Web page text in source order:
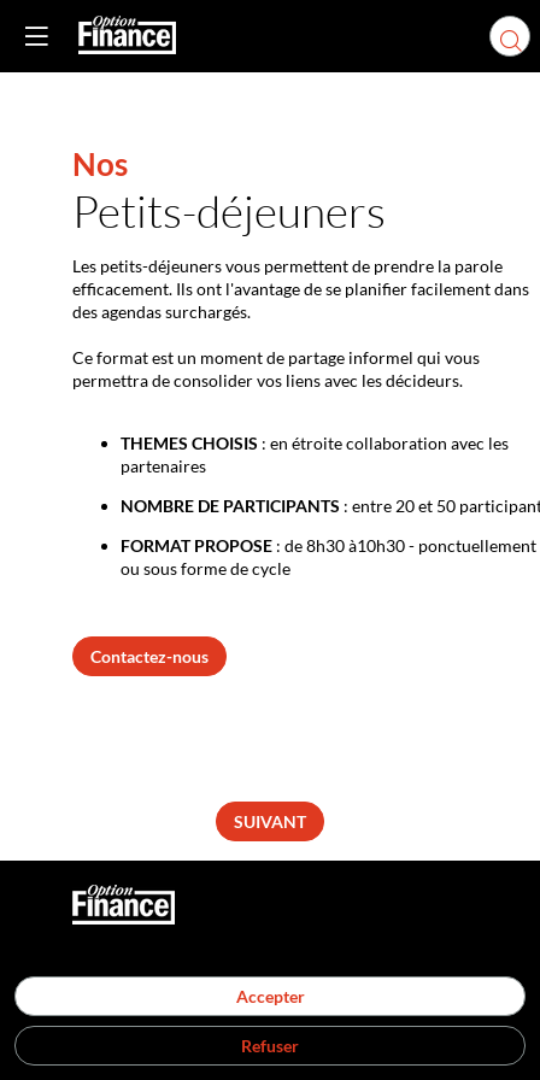
Nos
Petits-déjeuners
Les petits-déjeuners vous permettent de prendre la parole
efficacement. Ils ont l'avantage de se planifier facilement dans
des agendas surchargés.
Ce format est un moment de partage informel qui vous
permettra de consolider vos liens avec les décideurs.
THEMES CHOISIS : en étroite collaboration avec les
partenaires
NOMBRE DE PARTICIPANTS : entre 20 et 50
FORMAT PROPOSE : de 8h30 à10h30 - ponctuellement
ou sous forme de cycle
Contactez-nous
SUIVANT
Politique de confidentialité
Service Evénements : 01 53 63 55 86 | Service Partenariat :
service.evenements@optionfinance.fr
Cookies
Accepter
Refuser